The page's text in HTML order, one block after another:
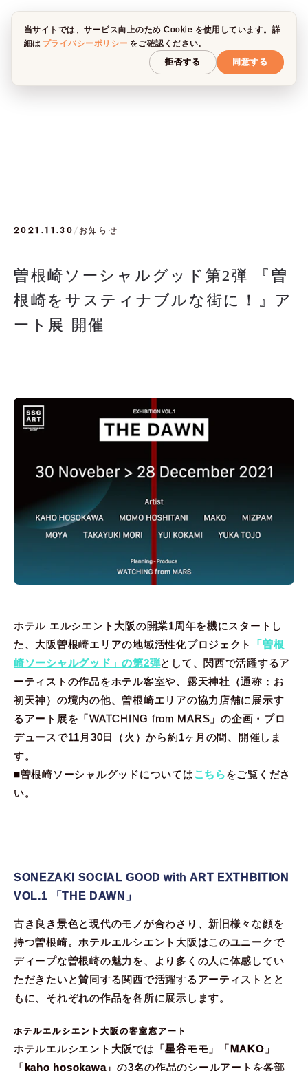
2021.11.30/お知らせ
曽根崎ソーシャルグッド第2弾 『曽
根崎をサスティナブルな街に！』ア
ート展 開催
ホテル エルシエント大阪の開業1周年を機にスタートし
た、大阪曽根崎エリアの地域活性化プロジェクト
「曽根
崎ソーシャルグッド」の第2弾として、関西で活躍するア
ーティストの作品をホテル客室や、露天神社（通称：お
初天神）の境内の他、曽根崎エリアの協力店舗に展示す
るアート展を「WATCHING from MARS」の企画・プロ
デュースで11月30日（火）から約1ヶ月の間、開催しま
す。
■曽根崎ソーシャルグッドについてはこちらをご覧くださ
い。
SONEZAKI SOCIAL GOOD with ART EXTHBITION
VOL.1 「THE DAWN」
古き良き景色と現代のモノが合わさり、新旧様々な顔を
持つ曽根崎。ホテルエルシエント大阪はこのユニークで
ディープな曽根崎の魅力を、より多くの人に体感してい
ただきたいと賛同する関西で活躍するアーティストとと
もに、それぞれの作品を各所に展示します。
ホテルエルシエント大阪の客室窓アート
ホテルエルシエント大阪では「星谷モモ 」「 MAKO 」
「 kaho hosokawa」の3名の作品のシールアートを各部
当サイトでは、サービス向上のため Cookie を使用しています。詳
細は プライバシーポリシー をご確認ください。
拒否する
同意する